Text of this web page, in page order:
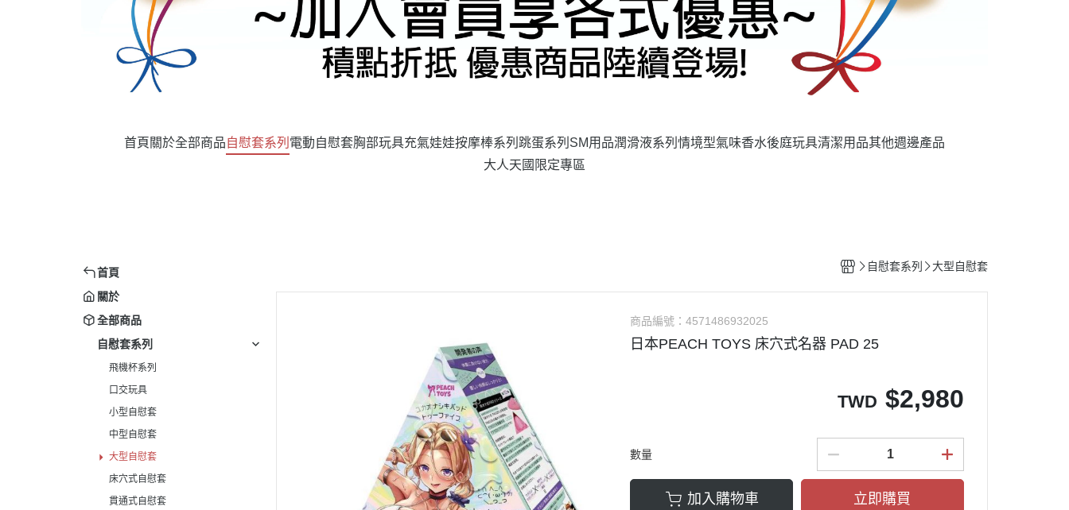
首頁 關於全部商品自慰套系列 電動自慰套胸部玩具充氣娃娃按摩棒系列 跳蛋系列 SM用品潤滑液系列 情境型氣味香水後庭玩具清潔用品其他週邊產品
大人天國限定專區
首頁
關於
全部商品
自慰套系列
飛機杯系列
口交玩具
小型自慰套
中型自慰套
大型自慰套
床穴式自慰套
貫通式自慰套
自慰套系列 大型自慰套
商品編號：4571486932025
日本PEACH TOYS 床穴式名器 PAD 25
TWD $2,980
數量
加入購物車 立即購買